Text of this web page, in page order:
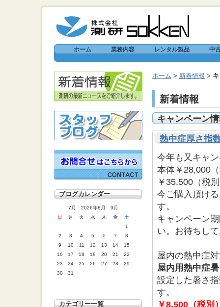
ホーム 業務内容 レンタル製品 中
ホーム > 新着情報 >
新着情報
キャンペーン
熱中症厚さ指
今年も又キャ
本体￥28,000
￥35,500（税
今ご購入頂け
す。
キャンペーン
い。お待ちし
屋内の熱中症
屋内用熱中症
設定した暑さ
す。
￥8,500（税別
ブログカレンダー
7月 2026年8月 9月
日
月 火 水 木 金
土
1
2
3 4 5 6 7
8
9
10 11 12 13 14
15
16
17 18 19 20 21
22
23
24 25 26 27 28
29
30
31
カテゴリー一覧